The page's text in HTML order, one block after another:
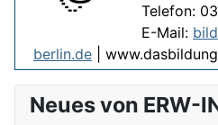
Neues von ERW-
Telefon:
E-Mail:
berlin.de |